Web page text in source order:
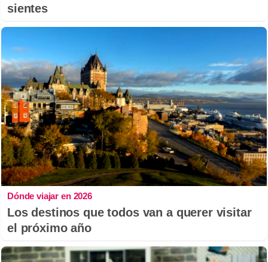
sientes
Dónde viajar en 2026
Los destinos que todos van a querer visitar
el próximo año